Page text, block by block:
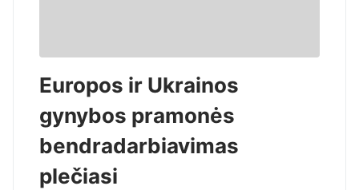
Europos ir Ukrainos
gynybos pramonės
bendradarbiavimas
plečiasi